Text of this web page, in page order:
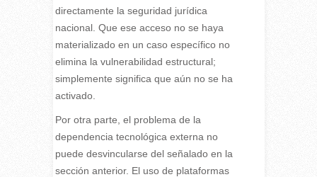
directamente la seguridad jurídica
nacional. Que ese acceso no se haya
materializado en un caso específico no
elimina la vulnerabilidad estructural;
simplemente significa que aún no se ha
activado.
Por otra parte, el problema de la
dependencia tecnológica externa no
puede desvincularse del señalado en la
sección anterior. El uso de plataformas